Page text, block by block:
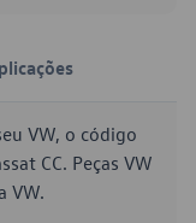
VW, o código
CC. Peças VW
VW.